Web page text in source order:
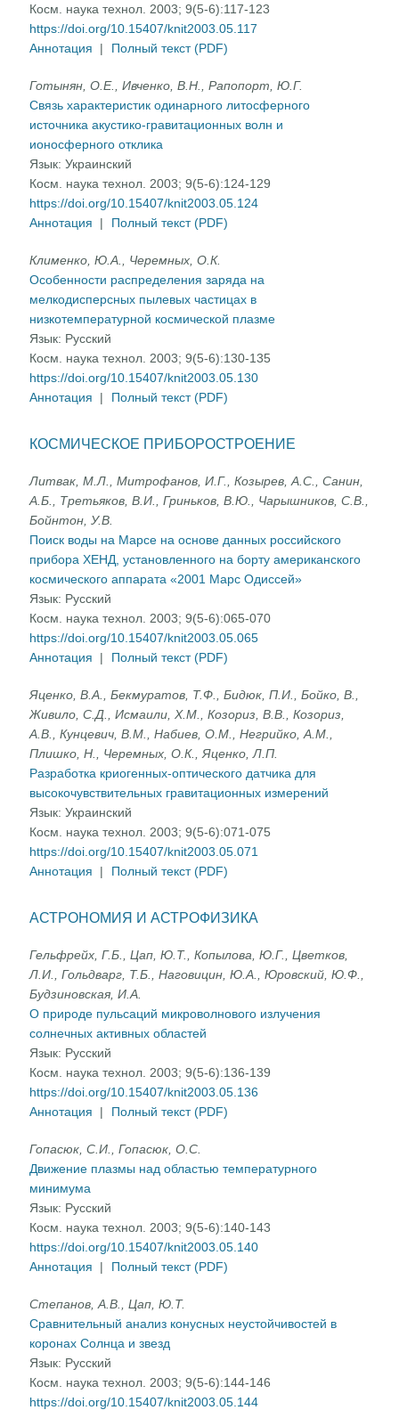
Косм. наука технол. 2003; 9(5-6):117-123
https://doi.org/10.15407/knit2003.05.117
Аннотация
| Полный текст (PDF)
Готынян, О.Е., Ивченко, В.Н., Рапопорт, Ю.Г.
Связь характеристик одинарного литосферного
источника акустико-гравитационных волн и
ионосферного отклика
Язык:Украинский
Косм. наука технол. 2003; 9(5-6):124-129
https://doi.org/10.15407/knit2003.05.124
Аннотация
| Полный текст (PDF)
Клименко, Ю.А., Черемных, О.К.
Особенности распределения заряда на
мелкодисперсных пылевых частицах в
низкотемпературной космической плазме
Язык: Русский
Косм. наука технол. 2003; 9(5-6):130-135
https://doi.org/10.15407/knit2003.05.130
Аннотация
| Полный текст (PDF)
КОСМИЧЕСКОЕ ПРИБОРОСТРОЕНИЕ
Литвак, М.Л., Митрофанов, И.Г., Козырев, А.С., Санин,
А.Б., Третьяков, В.И., Гриньков, В.Ю., Чарышников, С.В.,
Бойнтон, У.В.
Поиск воды на Марсе на основе данных российского
прибора ХЕНД, установленного на борту американского
космического аппарата «2001 Марс Одиссей»
Язык: Русский
Косм. наука технол. 2003; 9(5-6):065-070
https://doi.org/10.15407/knit2003.05.065
Аннотация
| Полный текст (PDF)
Яценко, В.А., Бекмуратов, Т.Ф., Бидюк, П.И., Бойко, В.,
Живило, С.Д., Исмаили, X.М., Козориз, В.В., Козориз,
А.В., Кунцевич, В.М., Набиев, О.М., Негрийко, А.М.,
Плишко, Н., Черемных, О.К., Яценко, Л.П.
Разработка криогенных-оптического датчика для
высокочувствительных гравитационных измерений
Язык:Украинский
Косм. наука технол. 2003; 9(5-6):071-075
https://doi.org/10.15407/knit2003.05.071
Аннотация
| Полный текст (PDF)
АСТРОНОМИЯ И АСТРОФИЗИКА
Гельфрейх, Г.Б., Цап, Ю.Т., Копылова, Ю.Г., Цветков,
Л.И., Гольдварг, Т.Б., Наговицин, Ю.А., Юровский, Ю.Ф.,
Будзиновская, И.А.
О природе пульсаций микроволнового излучения
солнечных активных областей
Язык: Русский
Косм. наука технол. 2003; 9(5-6):136-139
https://doi.org/10.15407/knit2003.05.136
Аннотация
| Полный текст (PDF)
Гопасюк, С.И., Гопасюк, О.С.
Движение плазмы над областью температурного
минимума
Язык: Русский
Косм. наука технол. 2003; 9(5-6):140-143
https://doi.org/10.15407/knit2003.05.140
Аннотация
| Полный текст (PDF)
Степанов, А.В., Цап, Ю.Т.
Сравнительный анализ конусных неустойчивостей в
коронах Солнца и звезд
Язык: Русский
Косм. наука технол. 2003; 9(5-6):144-146
https://doi.org/10.15407/knit2003.05.144